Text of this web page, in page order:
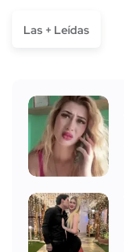
Las + Leídas